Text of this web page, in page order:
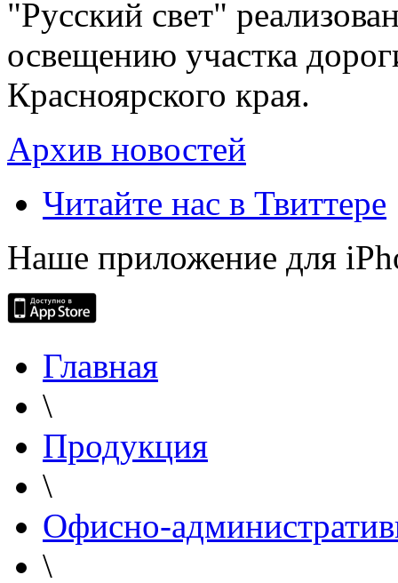
"Русский свет"
освещению участка
Красноярского края.
Архив новостей
Читайте нас в Твиттере
Наше приложение для
Главная
\
Продукция
\
Офисно-
\